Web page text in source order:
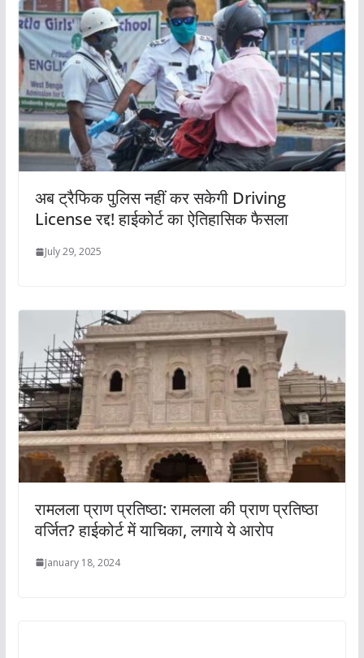
अब ट्रैफिक पुलिस नहीं कर सकेगी Driving
License रद्द! हाईकोर्ट का ऐतिहासिक फैसला
July 29, 2025
रामलला प्राण प्रतिष्ठा: रामलला की प्राण प्रतिष्ठा
वर्जित? हाईकोर्ट में याचिका, लगाये ये आरोप
January 18, 2024